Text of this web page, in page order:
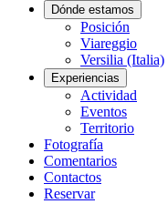
Dónde estamos
Posición
Viareggio
Versilia (Italia)
Experiencias
Actividad
Eventos
Territorio
Fotografía
Comentarios
Contactos
Reservar